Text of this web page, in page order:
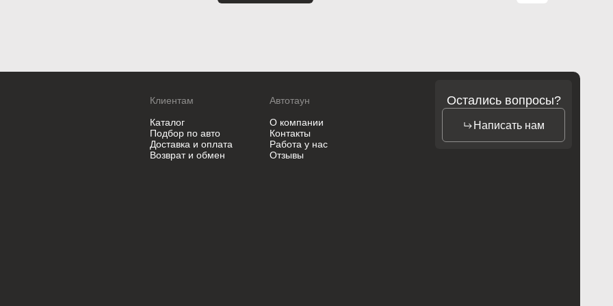
Клиентам
Каталог
Подбор по авто
Доставка и оплата
Возврат и обмен
Автотаун
О компании
Контакты
Работа у нас
Отзывы
Остались вопросы?
Написать нам